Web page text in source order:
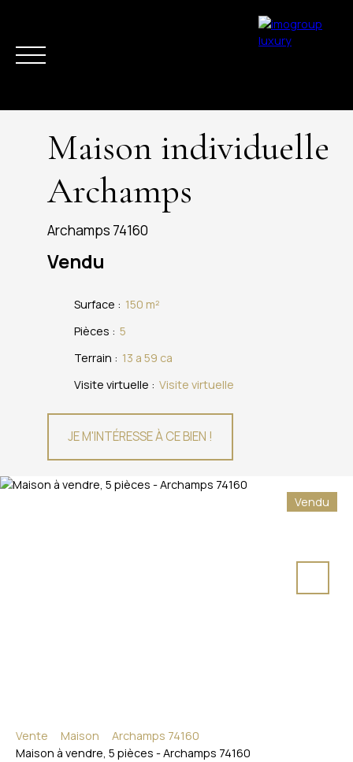
ACHETER VENDRE ESTIMER
Maison individuelle
Archamps
Archamps 74160
Vendu
Surface : 150 m²
Pièces : 5
Terrain : 13 a 59 ca
Visite virtuelle : Visite virtuelle
JE M'INTÉRESSE À CE BIEN !
Vendu
Vente Maison
Archamps 74160
Maison à vendre, 5 pièces - Archamps 74160